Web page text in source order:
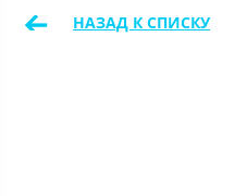
← НАЗАД К СПИСКУ